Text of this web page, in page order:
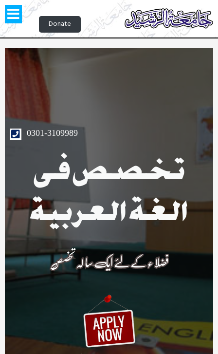
Donate
0301-3109989
تخصص فی
الغۃ العربیۃ
فضلا ء کے لئے ایک سا لہ تخصص